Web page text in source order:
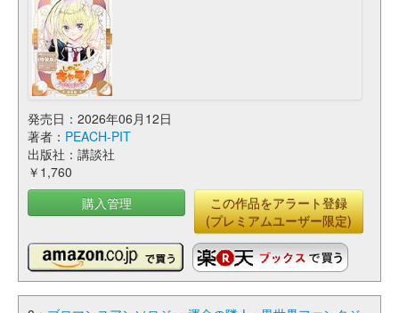
発売日：2026年06月12日
著者： PEACH-PIT
出版社：講談社
￥1,760
購入管理
この作品をアラート登録
(プレミアムユーザー限定)